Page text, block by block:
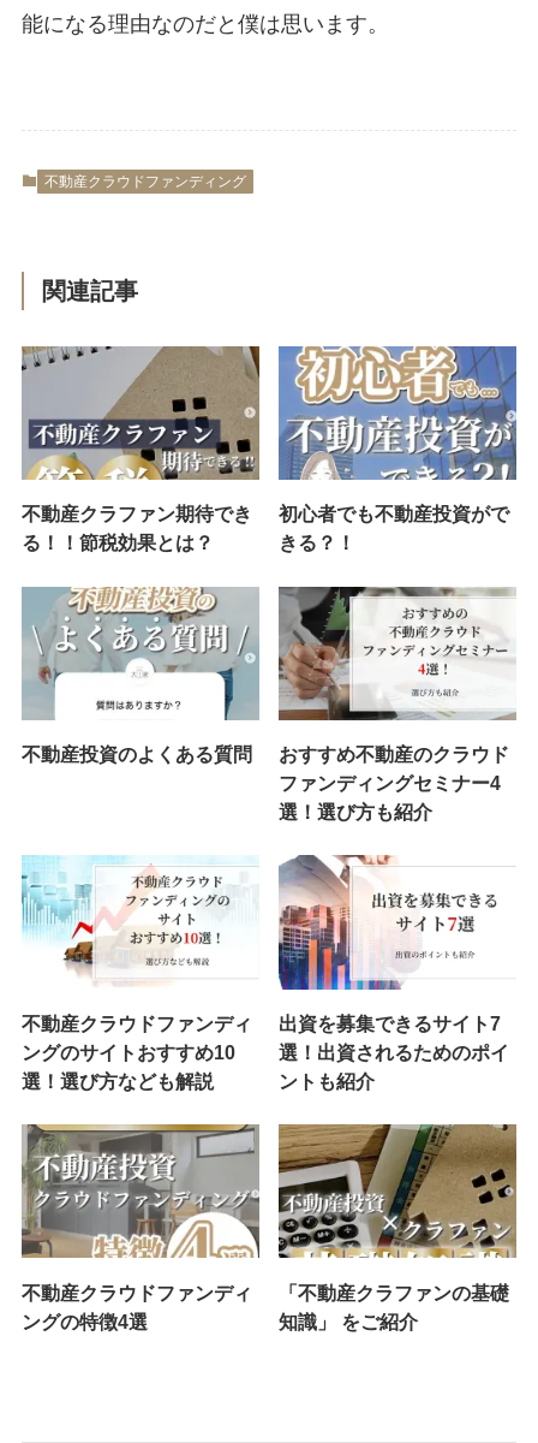
能になる理由なのだと僕は思います。
不動産クラウドファンディング
関連記事
不動産クラファン期待でき
る！！節税効果とは？
初心者でも不動産投資がで
きる？！
不動産投資のよくある質問
おすすめ不動産のクラウド
ファンディングセミナー4
選！選び方も紹介
不動産クラウドファンディ
ングのサイトおすすめ10
選！選び方なども解説
出資を募集できるサイト7
選！出資されるためのポイ
ントも紹介
不動産クラウドファンディ
ングの特徴4選
「不動産クラファンの基礎
知識」 をご紹介